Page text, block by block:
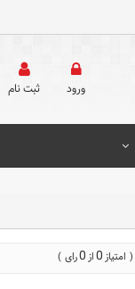
ورود ثبت‌ نام
0
0